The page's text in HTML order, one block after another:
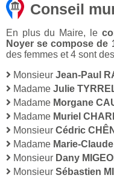
Conseil
En plus du Maire, le
Noyer se compose de
des femmes et 4 sont
Monsieur Jean-Paul
Madame Julie
Madame Morgane
Madame Muriel
Monsieur Cédric
Madame Marie-
Monsieur Dany
Monsieur Sébastien